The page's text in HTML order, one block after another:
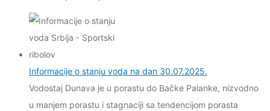
Informacije o stanju voda na dan 30.07.2025.
Vodostaj Dunava je u porastu do Bačke Palanke, nizvodno
u manjem porastu i stagnaciji sa tendencijom porasta